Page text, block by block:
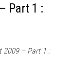
Part 1 :
2009 – Part 1 :